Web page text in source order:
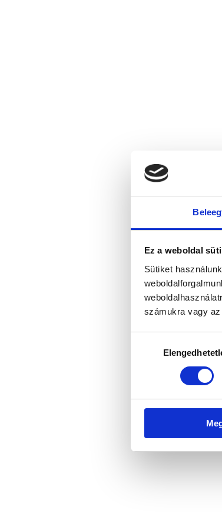
Ez a weboldal
Sütiket
számukra vagy
kiválasztása
Application error: a